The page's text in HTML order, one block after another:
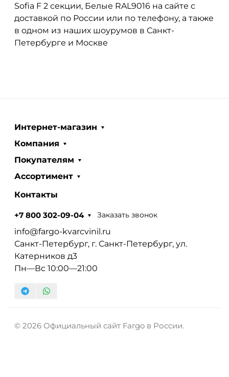
Sofia F 2 секции, Белые RAL9016 на сайте с
доставкой по России или по телефону, а также
в одном из наших шоурумов в Санкт-
Петербурге и Москве
Интернет-магазин
Компания
Покупателям
Ассортимент
Контакты
+7 800 302-09-04 Заказать звонок
info@fargo-kvarcvinil.ru
Санкт-Петербург, г. Санкт-Петербург, ул.
Катерников д3
Пн—Вс 10:00—21:00
© 2026 Официальный сайт Fargo в России.